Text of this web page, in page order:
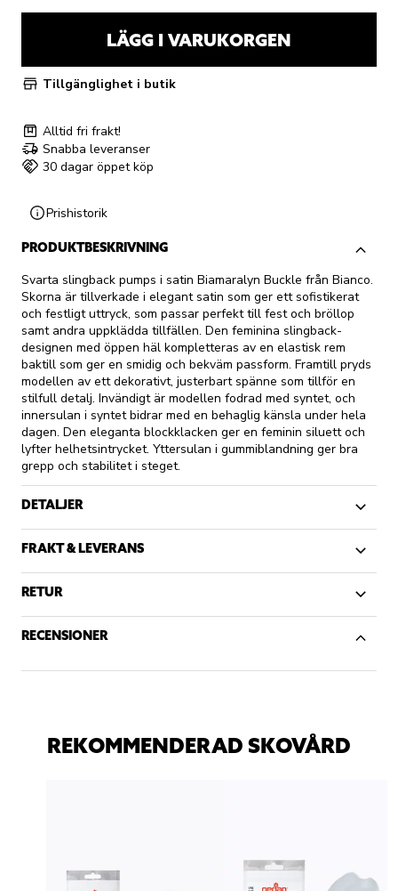
LÄGG I VARUKORGEN
Tillgänglighet i butik
Alltid fri frakt!
Snabba leveranser
30 dagar öppet köp
Prishistorik
PRODUKTBESKRIVNING
Svarta slingback pumps i satin Biamaralyn Buckle från Bianco.
Skorna är tillverkade i elegant satin som ger ett sofistikerat
och festligt uttryck, som passar perfekt till fest och bröllop
samt andra uppklädda tillfällen. Den feminina slingback-
designen med öppen häl kompletteras av en elastisk rem
baktill som ger en smidig och bekväm passform. Framtill pryds
modellen av ett dekorativt, justerbart spänne som tillför en
stilfull detalj. Invändigt är modellen fodrad med syntet, och
innersulan i syntet bidrar med en behaglig känsla under hela
dagen. Den eleganta blockklacken ger en feminin siluett och
lyfter helhetsintrycket. Yttersulan i gummiblandning ger bra
grepp och stabilitet i steget.
DETALJER
FRAKT & LEVERANS
RETUR
RECENSIONER
REKOMMENDERAD SKOVÅRD